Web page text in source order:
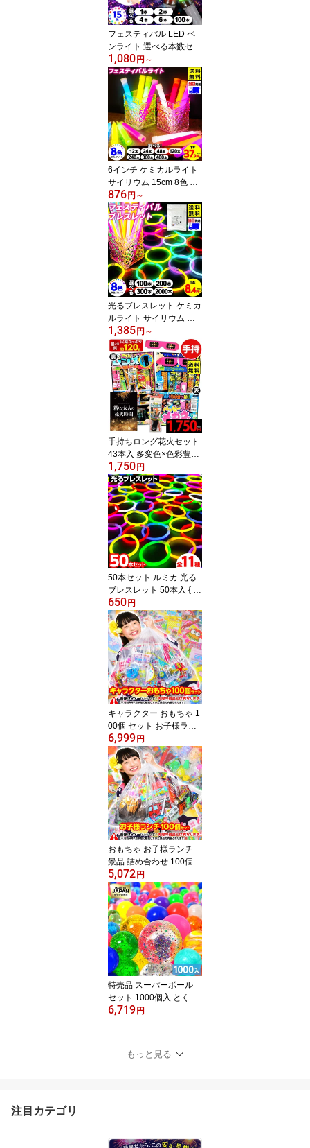
フェスティバル LED ペ
ンライト 選べる本数セッ
ト 1本・2本・4本・6
本・100本 15色 カラー
チェンジ メモリー機能付
き { 単4 ライブ コンサー
ト 推し活 応援グッズ }{ L
EDペンライト ペンラ ス
トラップ付き }[26F26]{配
送区分N}
1,080 円 ～
6インチ ケミカルライト
サイリウム 15cm 8色 フ
ェスティバルライト 発光
体ライト 長時間発光 12
—18時間 ぺンライト 光
るおもちゃ 激安 大容量
業務用 SNS 結婚式 コン
サート ライブ 明るい 防
災 { ドレス当て 推し活 フ
ェス アイドル ヲタ芸 }[r
3]{配送区分N}
876 円 ～
光るブレスレット ケミカ
ルライト サイリウム ブ
レスレット 8色 フェステ
ィバルブレスレット 光る
おもちゃ 縁日 ハロウィ
ン 光る おもちゃ キッズ
業務用 まとめ買い 大容
量 お祭り 明るい 発光体
ライト { SNS 結婚式フェ
ス 文化祭 大量 }[26C12][r
3]{配送区分N}
1,385 円 ～
手持ちロング花火セット
43本入 多変色×色彩豊×
燃焼時間が長い 贅沢ボリ
ューム！ 花火セット 手
持花火 手持ち花火 手持
ち 花火 セット { 花火 }{
スマホレンズ付きはなび
XL }301[26F02][omkAA-
543982omk] 送料無料(※
沖縄・離島発送不可)
1,750 円
50本セット ルミカ 光る
ブレスレット 50本入 { 光
るブレスレット サイリウ
ム コンサート ケミカル
ライト 光るおもちゃ ペ
ンライト ルミカブレスレ
ット }{ 夏祭り 景品 縁日
光る おもちゃ ルミカラ
イト }[26C12]
650 円
キャラクター おもちゃ 1
00個 セット お子様ラン
チ 景品 詰め合わせ { 景品
玩具 縁日 輪投げ 射的 デ
ィズニー }{ 夏祭り 景品
お祭り 屋台 おもちゃ 子
供会 子供 ゲーム 祭り 問
屋 幼稚園 小学生 }[25G3
1] 送料無料(※沖縄県は
送料要)
6,999 円
おもちゃ お子様ランチ
景品 詰め合わせ 100個入
{ 景品玩具 おまけ 販促 }{
夏祭り 景品 くじ引き お
もちゃ くじ 男の子 女の
子 プレゼント 子供会 子
供 ビンゴ ゲーム ご褒美
お祭り 縁日 屋台 イベン
ト }[25G31] 送料無料(※
沖縄県は送料要)
5,072 円
特売品 スーパーボール
セット 1000個入 とくと
くパック { スーパーボー
くい すくいセット とく
とくスーパーボールセッ
6,719 円
もっと見る
注目カテゴリ